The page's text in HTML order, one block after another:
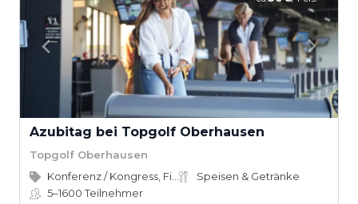
Azubitag bei Topgolf Oberhausen
Topgolf Oberhausen
Speisen & Getränke
5–1600Teilnehmer